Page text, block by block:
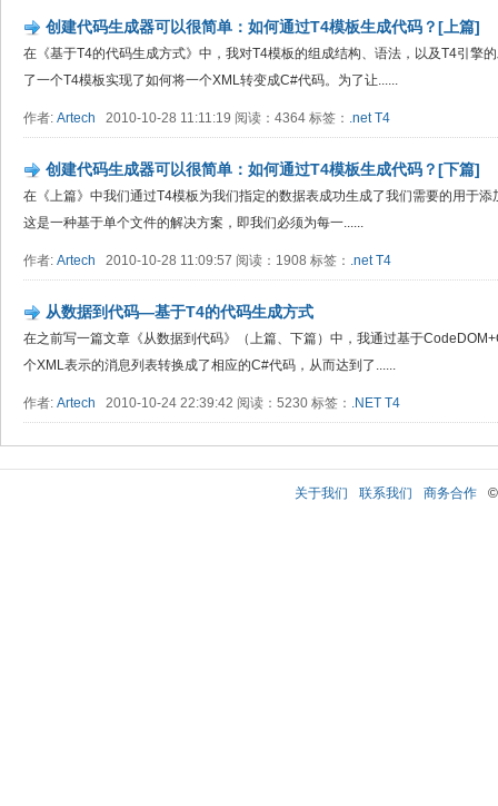
创建代码生成器可以很简单：如何通过T4模板生成代码？[上篇]
在《基于T4的代码生成方式》中，我对T4模板的组成结构、语法，以及T4引擎
了一个T4模板实现了如何将一个XML转变成C#代码。为了让......
作者: Artech 2010-10-28 11:11:19 阅读：4364 标签： .net T4
创建代码生成器可以很简单：如何通过T4模板生成代码？[下篇]
在《上篇》中我们通过T4模板为我们指定的数据表成功生成了我们需要的用于
这是一种基于单个文件的解决方案，即我们必须为每一......
作者: Artech 2010-10-28 11:09:57 阅读：1908 标签： .net T4
从数据到代码—基于T4的代码生成方式
在之前写一篇文章《从数据到代码》（上篇、下篇）中，我通过基于
个XML表示的消息列表转换成了相应的C#代码，从而达到了......
作者: Artech 2010-10-24 22:39:42 阅读：5230 标签： .NET T4
关于我们 联系我们 商务合作